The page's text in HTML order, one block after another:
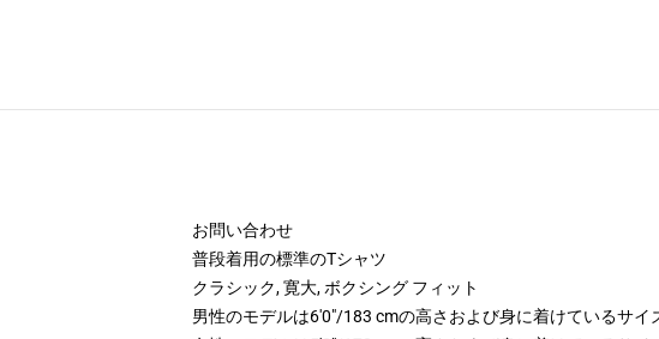
お問い合わせ
普段着用の標準のTシャツ
クラシック, 寛大, ボクシング フィット
男性のモデルは6'0"/183 cmの高さおよび身に着けているサイ